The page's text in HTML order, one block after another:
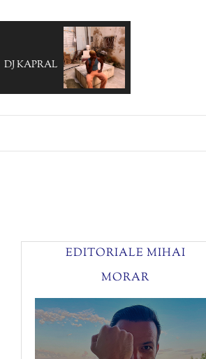
DJ KAPRAL & KAT GALAMAY - Feel
EDITORIALE MIHAI
MORAR